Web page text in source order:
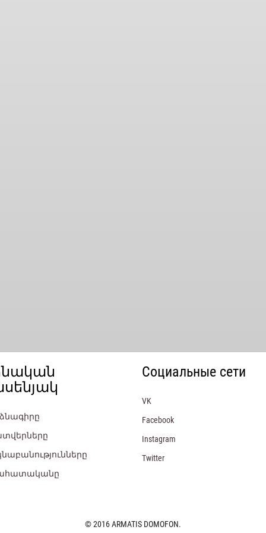
Социальные сети
VK
Facebook
Instagram
Twitter
© 2016 ARMATIS DOMOFON.